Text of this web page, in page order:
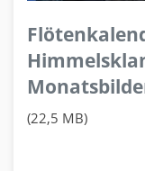
(22,5 MB)